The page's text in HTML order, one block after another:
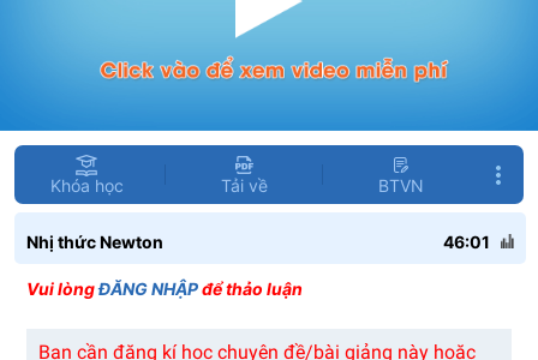
Khóa học Tải về BTVN
Nhị thức Newton 46:01
Vui lòngĐĂNG NHẬPđể thảo luận
Bạn cần đăng kí học chuyên đề/bài giảng này hoặc